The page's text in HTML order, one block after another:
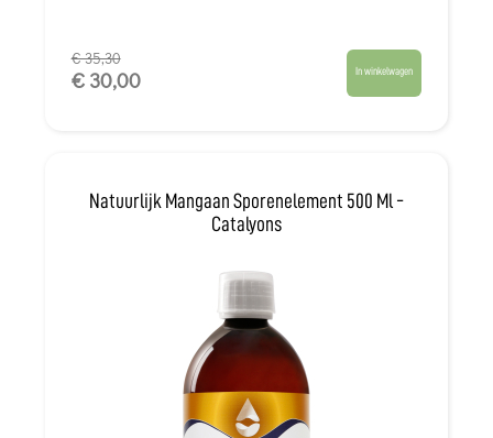
€ 35,30
€ 30,00 In winkelwagen
Natuurlijk Mangaan Sporenelement 500 Ml -
Catalyons